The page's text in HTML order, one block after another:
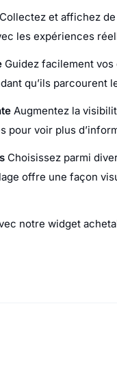
Collectez et affichez
les expériences
Guidez facilement vos
qu’ils parcourent
Augmentez la
pour voir plus
Choisissez parmi
offre une façon
notre widget